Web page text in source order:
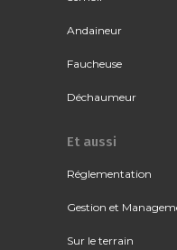
Andaineur
Faucheuse
Déchaumeur
Et aussi
Réglementation
Gestion et
Sur le terrain